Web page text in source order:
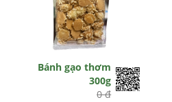
Bánh gạo thơm
300g
0 đ